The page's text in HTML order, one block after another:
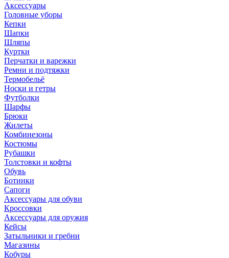
Аксессуары
Головные уборы
Кепки
Шапки
Шляпы
Куртки
Перчатки и варежки
Ремни и подтяжки
Термобельё
Носки и гетры
Футболки
Шарфы
Брюки
Жилеты
Комбинезоны
Костюмы
Рубашки
Толстовки и кофты
Обувь
Ботинки
Сапоги
Аксессуары для обуви
Кроссовки
Аксессуары для оружия
Кейсы
Затыльники и гребни
Магазины
Кобуры